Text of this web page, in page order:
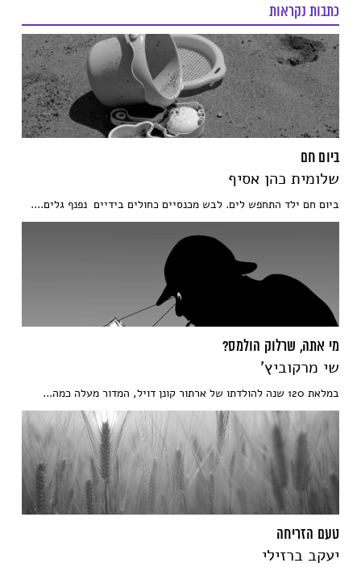
כתבות נקראות
ביום חם
שלומית כהן אסיף
ביום חם ילד התחפש לים. לבש מכנסיים כחולים בידיים נפנף גלים....
מי אתה, שרלוק הולמס?
שי מרקוביץ'
במלאת 120 שנה להולדתו של ארתור קונן דויל, המדור מעלה כמה...
טעם הזריחה
יעקב ברזילי